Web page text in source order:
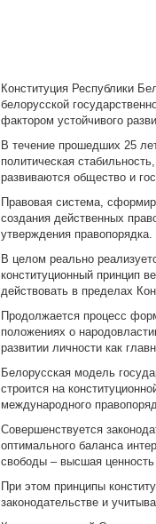
Конституция Республики
белорусской
фактором устойчивого
В течение прошедших 25
политическая
развиваются общество и
Правовая система,
создания действенных
утверждения правопорядка.
В целом реально
конституционный принцип
действовать в пределах
Продолжается процесс
положениях о
развитии личности как
Белорусская модель
строится на
международного
Совершенствуется
оптимального баланса
свободы – высшая
При этом принципы
законодательстве и